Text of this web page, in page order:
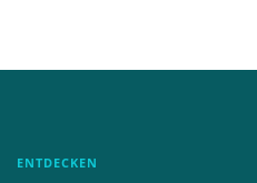
ENTDECKEN